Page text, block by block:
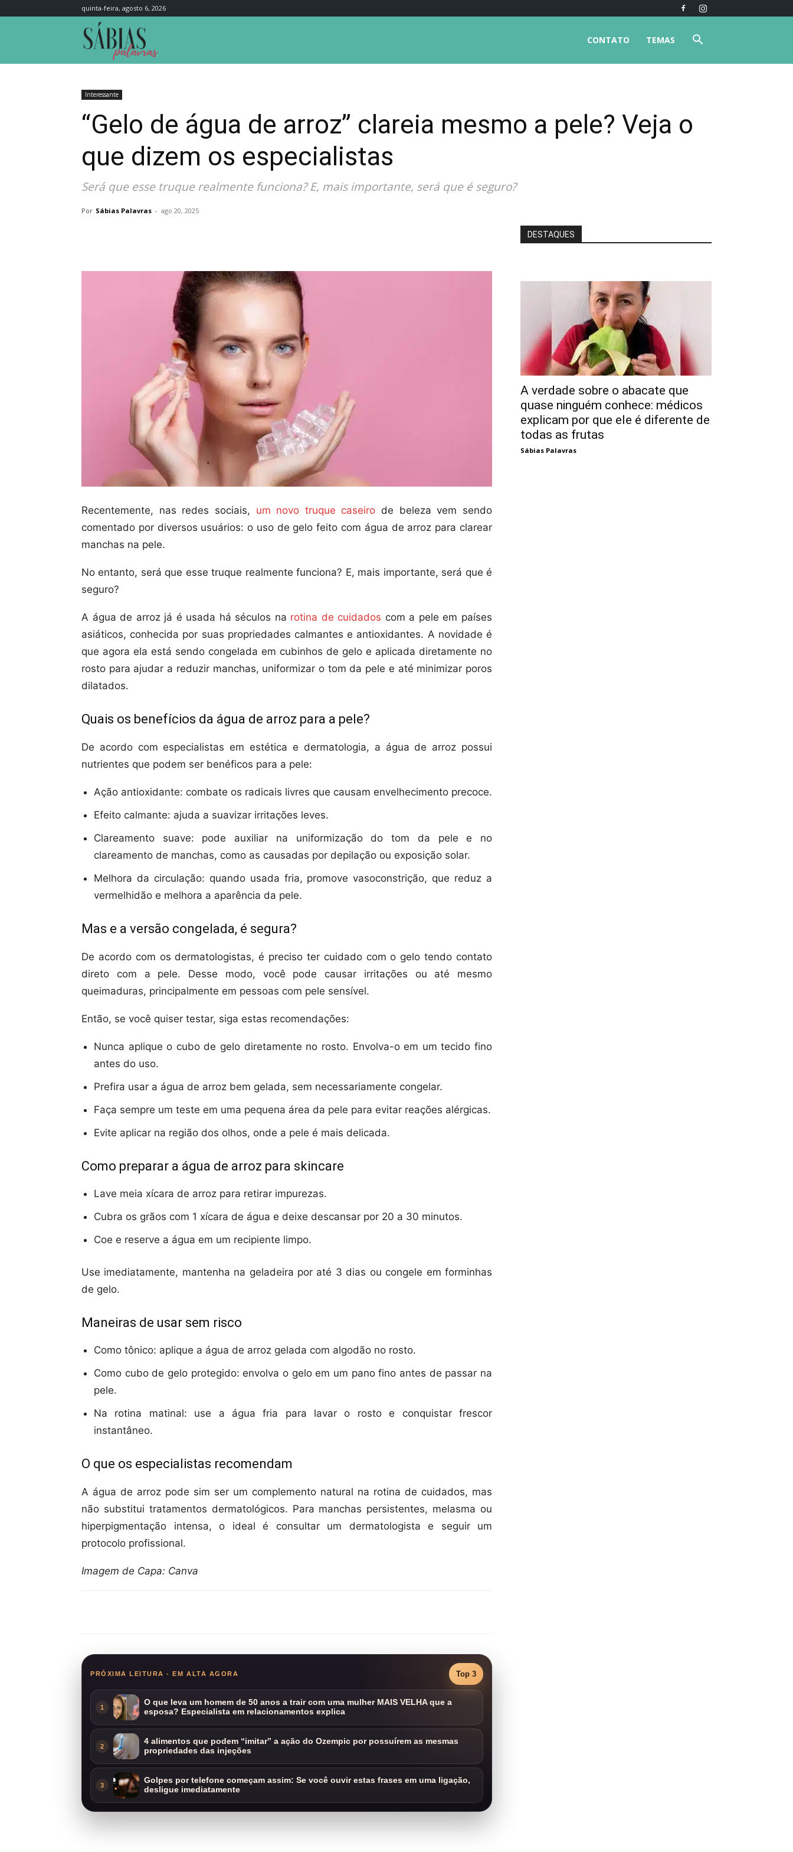
quinta-feira, agosto 6, 2026
TEMAS
CONTATO
Interessante
“Gelo de água de arroz” clareia mesmo a pele? Veja o
que dizem os especialistas
Será que esse truque realmente funciona? E, mais importante, será que é seguro?
Por Sábias Palavras - ago 20, 2025
Recentemente, nas redes sociais, um novo truque caseiro de beleza vem sendo
comentado por diversos usuários: o uso de gelo feito com água de arroz para clarear
manchas na pele.
No entanto, será que esse truque realmente funciona? E, mais importante, será que é
seguro?
A água de arroz já é usada há séculos na rotina de cuidados com a pele em países
asiáticos, conhecida por suas propriedades calmantes e antioxidantes. A novidade é
que agora ela está sendo congelada em cubinhos de gelo e aplicada diretamente no
rosto para ajudar a reduzir manchas, uniformizar o tom da pele e até minimizar poros
dilatados.
Quais os benefícios da água de arroz para a pele?
De acordo com especialistas em estética e dermatologia, a água de arroz possui
nutrientes que podem ser benéficos para a pele:
Ação antioxidante: combate os radicais livres que causam envelhecimento precoce.
Efeito calmante: ajuda a suavizar irritações leves.
Clareamento suave: pode auxiliar na uniformização do tom da pele e no
clareamento de manchas, como as causadas por depilação ou exposição solar.
Melhora da circulação: quando usada fria, promove vasoconstrição, que reduz a
vermelhidão e melhora a aparência da pele.
Mas e a versão congelada, é segura?
De acordo com os dermatologistas, é preciso ter cuidado com o gelo tendo contato
direto com a pele. Desse modo, você pode causar irritações ou até mesmo
queimaduras, principalmente em pessoas com pele sensível.
Então, se você quiser testar, siga estas recomendações:
Nunca aplique o cubo de gelo diretamente no rosto. Envolva-o em um tecido fino
antes do uso.
Prefira usar a água de arroz bem gelada, sem necessariamente congelar.
Faça sempre um teste em uma pequena área da pele para evitar reações alérgicas.
Evite aplicar na região dos olhos, onde a pele é mais delicada.
Como preparar a água de arroz para skincare
Lave meia xícara de arroz para retirar impurezas.
Cubra os grãos com 1 xícara de água e deixe descansar por 20 a 30 minutos.
Coe e reserve a água em um recipiente limpo.
Use imediatamente, mantenha na geladeira por até 3 dias ou congele em forminhas
de gelo.
Maneiras de usar sem risco
Como tônico: aplique a água de arroz gelada com algodão no rosto.
Como cubo de gelo protegido: envolva o gelo em um pano fino antes de passar na
pele.
Na rotina matinal: use a água fria para lavar o rosto e conquistar frescor
instantâneo.
O que os especialistas recomendam
A água de arroz pode sim ser um complemento natural na rotina de cuidados, mas
não substitui tratamentos dermatológicos. Para manchas persistentes, melasma ou
hiperpigmentação intensa, o ideal é consultar um dermatologista e seguir um
protocolo profissional.
Imagem de Capa: Canva
PRÓXIMA LEITURA - EM ALTA AGORA Top 3
1
O que leva um homem de 50 anos a trair com uma mulher MAIS VELHA que a
esposa? Especialista em relacionamentos explica
2
4 alimentos que podem “imitar” a ação do Ozempic por possuírem as mesmas
propriedades das injeções
3
Golpes por telefone começam assim: Se você ouvir estas frases em uma ligação,
desligue imediatamente
DESTAQUES
A verdade sobre o abacate que
quase ninguém conhece: médicos
explicam por que ele é diferente de
todas as frutas
Sábias Palavras